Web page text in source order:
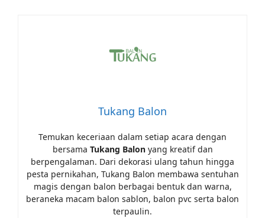
Tukang Balon
Temukan keceriaan dalam setiap acara dengan
bersama Tukang Balonyang kreatif dan
berpengalaman. Dari dekorasi ulang tahun hingga
pesta pernikahan, Tukang Balon membawa sentuhan
magis dengan balon berbagai bentuk dan warna,
beraneka macam balon sablon, balon pvc serta balon
terpaulin.